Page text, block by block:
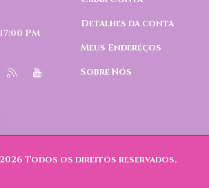
PM
Detalhes da conta
Meus Endereços
Sobre Nós
Todos os direitos reservados.